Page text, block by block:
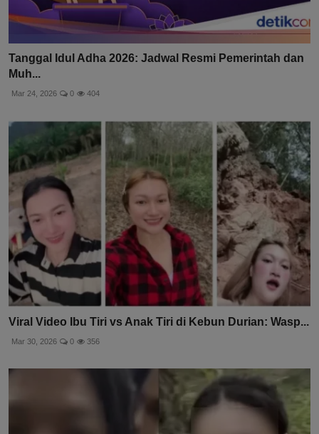
Tanggal Idul Adha 2026: Jadwal Resmi Pemerintah dan
Muh...
Mar 24, 2026 0 404
Viral Video Ibu Tiri vs Anak Tiri di Kebun Durian: Wasp...
Mar 30, 2026 0 356